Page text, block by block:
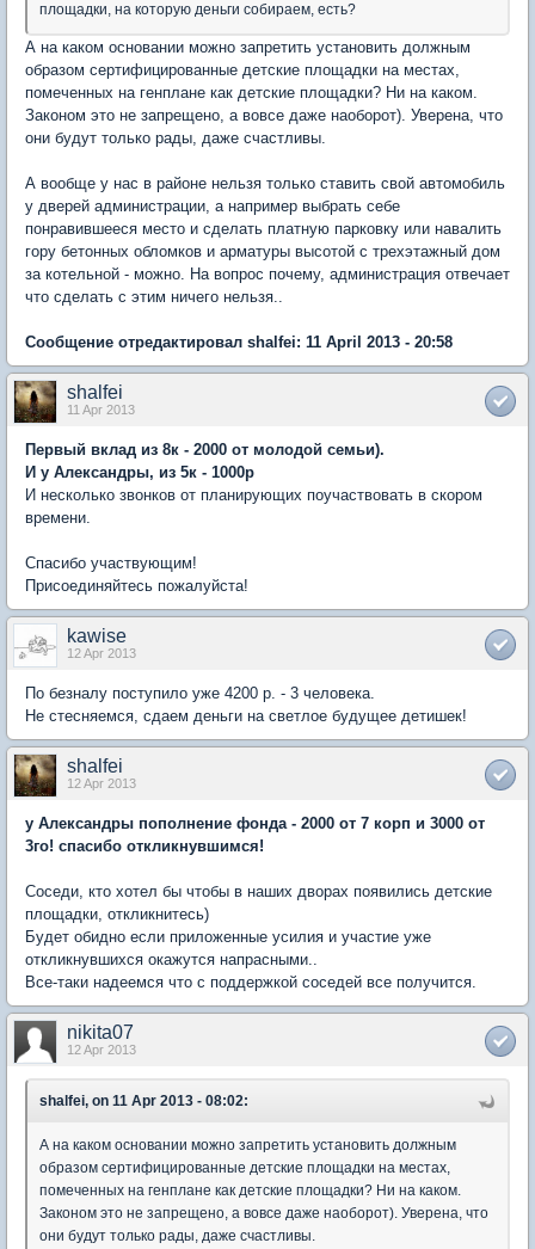
площадки, на которую деньги собираем, есть?
А на каком основании можно запретить установить должным
образом сертифицированные детские площадки на местах,
помеченных на генплане как детские площадки? Ни на каком.
Законом это не запрещено, а вовсе даже наоборот). Уверена, что
они будут только рады, даже счастливы.
А вообще у нас в районе нельзя только ставить свой автомобиль
у дверей администрации, а например выбрать себе
понравившееся место и сделать платную парковку или навалить
гору бетонных обломков и арматуры высотой с трехэтажный дом
за котельной - можно. На вопрос почему, администрация отвечает
что сделать с этим ничего нельзя..
Сообщение отредактировал shalfei: 11 April 2013 - 20:58
shalfei
11 Apr 2013
Первый вклад из 8к - 2000 от молодой семьи).
И у Александры, из 5к - 1000р
И несколько звонков от планирующих поучаствовать в скором
времени.
Спасибо участвующим!
Присоединяйтесь пожалуйста!
kawise
12 Apr 2013
По безналу поступило уже 4200 р. - 3 человека.
Не стесняемся, сдаем деньги на светлое будущее детишек!
shalfei
12 Apr 2013
у Александры пополнение фонда - 2000 от 7 корп и 3000 от
3го! спасибо откликнувшимся!
Соседи, кто хотел бы чтобы в наших дворах появились детские
площадки, откликнитесь)
Будет обидно если приложенные усилия и участие уже
откликнувшихся окажутся напрасными..
Все-таки надеемся что с поддержкой соседей все получится.
nikita07
12 Apr 2013
shalfei, on 11 Apr 2013 - 08:02:
А на каком основании можно запретить установить должным
образом сертифицированные детские площадки на местах,
помеченных на генплане как детские площадки? Ни на каком.
Законом это не запрещено, а вовсе даже наоборот). Уверена, что
они будут только рады, даже счастливы.